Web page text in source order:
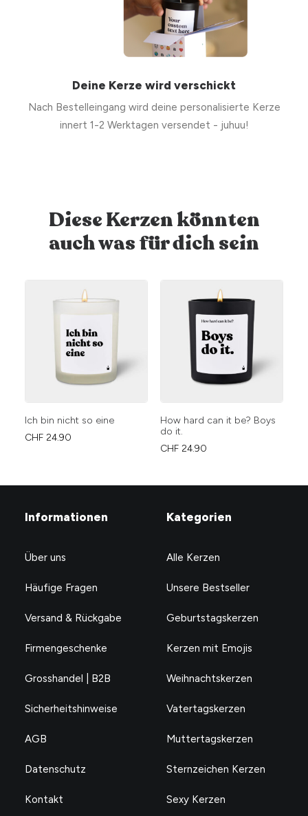
Deine Kerze wird verschickt
Nach Bestelleingang wird deine personalisierte Kerze
innert 1-2 Werktagen versendet - juhuu!
Diese Kerzen könnten
auch was für dich sein
Ich bin nicht so eine
CHF 24.90
How hard can it be? Boys
do it.
CHF 24.90
Informationen
Über uns
Häufige Fragen
Versand & Rückgabe
Firmengeschenke
Grosshandel | B2B
Sicherheitshinweise
AGB
Datenschutz
Kontakt
Kategorien
Alle Kerzen
Unsere Bestseller
Geburtstagskerzen
Kerzen mit Emojis
Weihnachtskerzen
Vatertagskerzen
Muttertagskerzen
Sternzeichen Kerzen
Sexy Kerzen